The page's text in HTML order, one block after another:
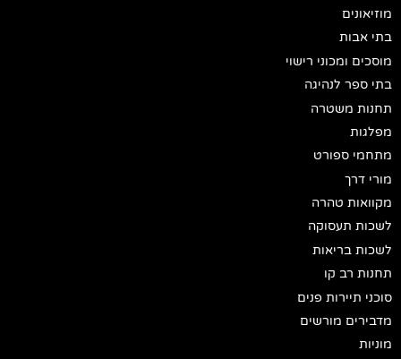
מוזיאונים
בתי אבות
מוסכים ומכוני רישוי
בתי ספר לנהיגה
תחנות משטרה
מפלגות
מתחמי ספורט
מורי דרך
מקוואות טהרה
לשכות תעסוקה
לשכות בריאות
תחנות רב קו
סוכני תיירות פנים
מדבירים מורשים
מוניות